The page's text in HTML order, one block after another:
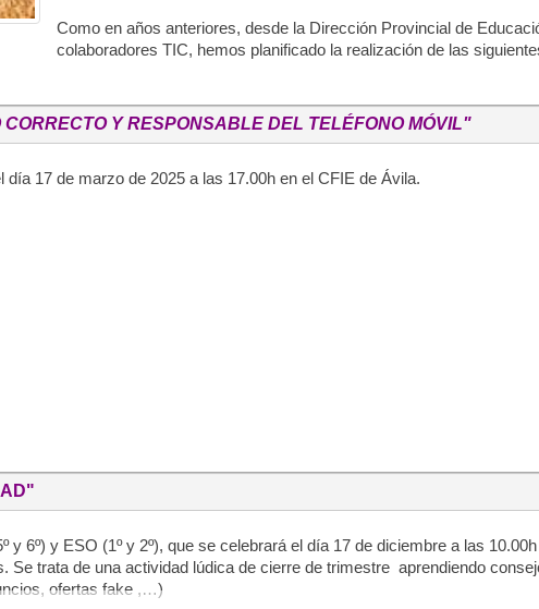
Como en años anteriores, desde la Dirección Provincial de
colaboradores TIC, hemos planificado la realización de las
CORRECTO Y RESPONSABLE DEL TELÉFONO MÓVIL"
17 de marzo de 2025 a las 17.00h en el CFIE de Ávila.
6º) y ESO (1º y 2º), que se celebrará el día 17 de diciembre a las
trata de una actividad lúdica de cierre de trimestre aprendiendo
ofertas fake ,…)